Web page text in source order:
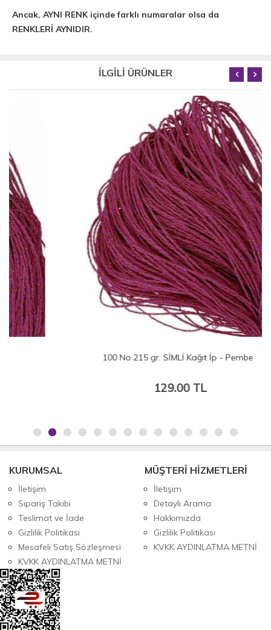
Ancak, AYNI RENK içinde farklı numaralar olsa da
RENKLERİ AYNIDIR.
İLGİLİ ÜRÜNLER
100 No 215 gr. SİMLİ Kağıt İp - Pembe
129.00 TL
KURUMSAL
İletişim
Sipariş Takibi
Teslimat ve İade
Gizlilik Politikası
Mesafeli Satış Sözleşmesi
KVKK AYDINLATMA METNİ
MÜŞTERİ HİZMETLERİ
İletişim
Detaylı Arama
Hakkımızda
Gizlilik Politikası
KVKK AYDINLATMA METNİ